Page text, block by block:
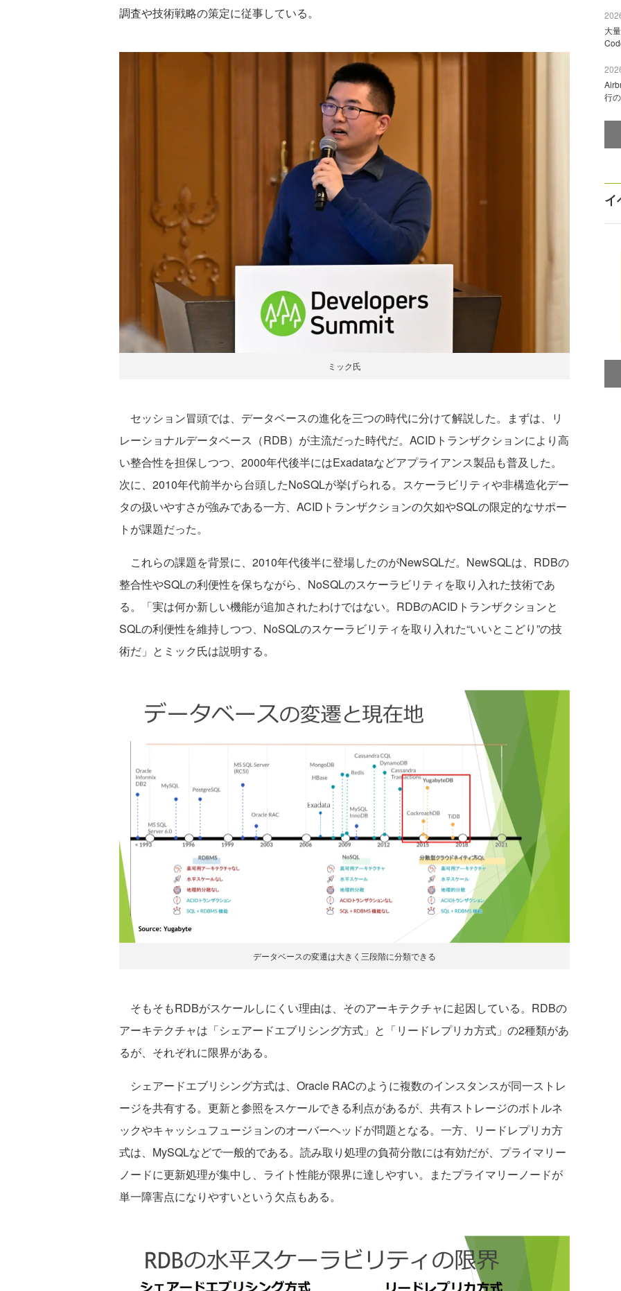
調査や技術戦略の策定に従事している。
ミック氏
セッション冒頭では、データベースの進化を三つの時代に分けて解説した。まずは、リ
レーショナルデータベース（RDB）が主流だった時代だ。ACIDトランザクションにより高
い整合性を担保しつつ、2000年代後半にはExadataなどアプライアンス製品も普及した。
次に、2010年代前半から台頭したNoSQLが挙げられる。スケーラビリティや非構造化デー
タの扱いやすさが強みである一方、ACIDトランザクションの欠如やSQLの限定的なサポー
トが課題だった。
これらの課題を背景に、2010年代後半に登場したのがNewSQLだ。NewSQLは、RDBの
整合性やSQLの利便性を保ちながら、NoSQLのスケーラビリティを取り入れた技術であ
る。「実は何か新しい機能が追加されたわけではない。RDBのACIDトランザクションと
SQLの利便性を維持しつつ、NoSQLのスケーラビリティを取り入れた“いいとこどり”の技
術だ」とミック氏は説明する。
データベースの変遷は大きく三段階に分類できる
そもそもRDBがスケールしにくい理由は、そのアーキテクチャに起因している。RDBの
アーキテクチャは「シェアードエブリシング方式」と「リードレプリカ方式」の2種類があ
るが、それぞれに限界がある。
シェアードエブリシング方式は、Oracle RACのように複数のインスタンスが同一ストレ
ージを共有する。更新と参照をスケールできる利点があるが、共有ストレージのボトルネ
ックやキャッシュフュージョンのオーバーヘッドが問題となる。一方、リードレプリカ方
式は、MySQLなどで一般的である。読み取り処理の負荷分散には有効だが、プライマリー
ノードに更新処理が集中し、ライト性能が限界に達しやすい。またプライマリーノードが
単一障害点になりやすいという欠点もある。
大
行
イ